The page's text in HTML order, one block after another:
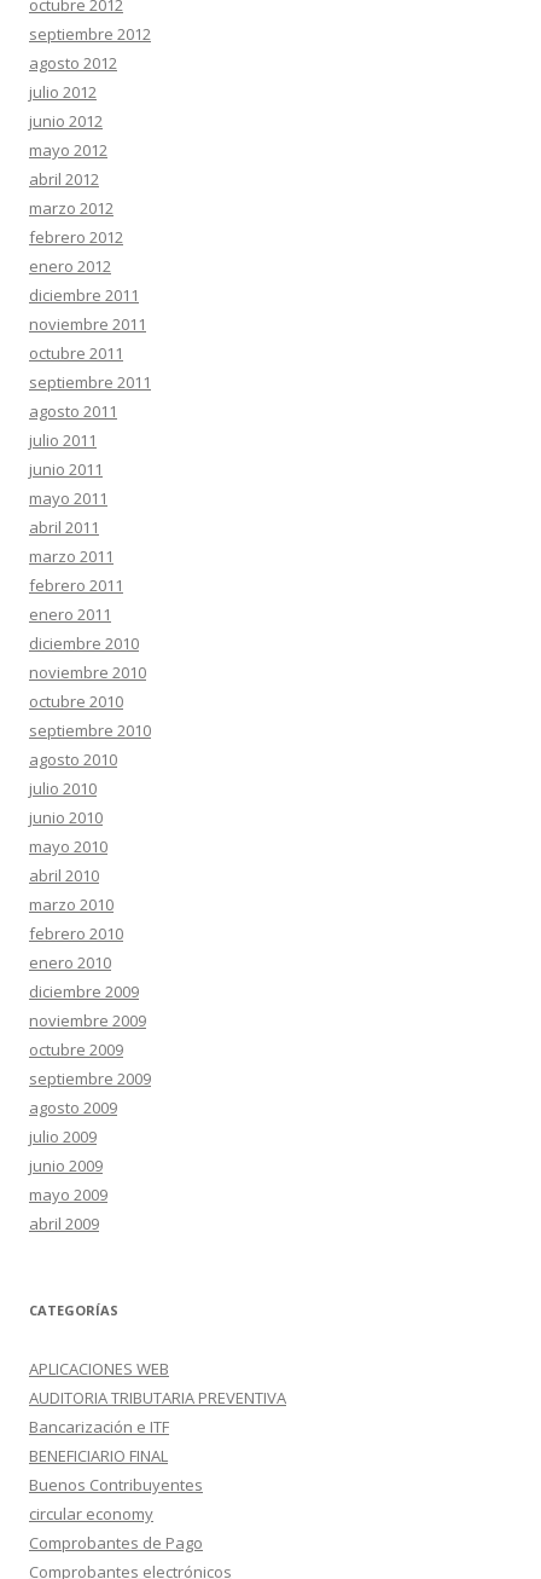
octubre 2012
septiembre 2012
agosto 2012
julio 2012
junio 2012
mayo 2012
abril 2012
marzo 2012
febrero 2012
enero 2012
diciembre 2011
noviembre 2011
octubre 2011
septiembre 2011
agosto 2011
julio 2011
junio 2011
mayo 2011
abril 2011
marzo 2011
febrero 2011
enero 2011
diciembre 2010
noviembre 2010
octubre 2010
septiembre 2010
agosto 2010
julio 2010
junio 2010
mayo 2010
abril 2010
marzo 2010
febrero 2010
enero 2010
diciembre 2009
noviembre 2009
octubre 2009
septiembre 2009
agosto 2009
julio 2009
junio 2009
mayo 2009
abril 2009
CATEGORÍAS
APLICACIONES WEB
AUDITORIA TRIBUTARIA PREVENTIVA
Bancarización e ITF
BENEFICIARIO FINAL
Buenos Contribuyentes
circular economy
Comprobantes de Pago
Comprobantes electrónicos